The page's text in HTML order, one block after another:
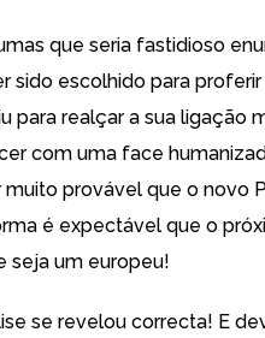
que seria fastidioso
escolhido para proferir
para realçar a sua ligação
com uma face
provável que o novo
é expectável que o
seja um europeu!
se revelou correcta! E